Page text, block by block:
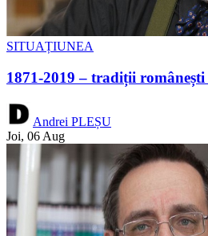
SITUAȚIUNEA
1871-2019 – tradiții
Andrei PLEȘU
Joi, 06 Aug